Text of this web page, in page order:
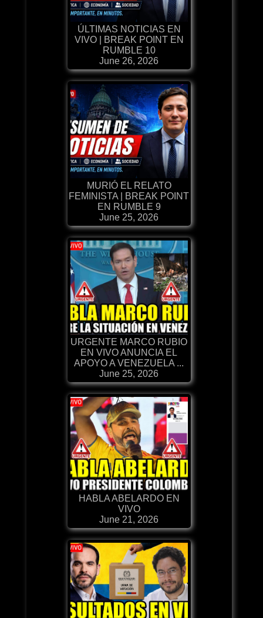
ÚLTIMAS NOTICIAS EN
VIVO | BREAK POINT EN
RUMBLE 10
June 26, 2026
MURIÓ EL RELATO
FEMINISTA | BREAK POINT
EN RUMBLE 9
June 25, 2026
URGENTE MARCO RUBIO
EN VIVO ANUNCIA EL
APOYO A VENEZUELA ...
June 25, 2026
HABLA ABELARDO EN
VIVO
June 21, 2026